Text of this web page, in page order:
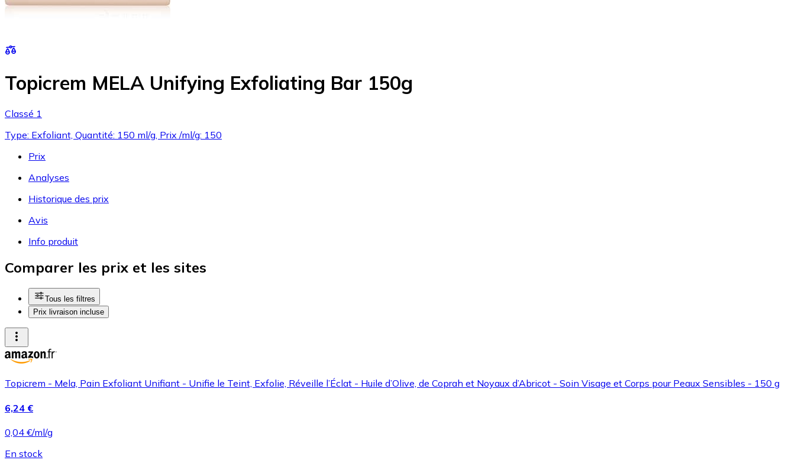
Topicrem MELA Unifying Exfoliating Bar 150g
Classé 1
Type: Exfoliant, Quantité: 150 ml/g, Prix /ml/g: 150
Prix
Analyses
Historique des prix
Avis
Info produit
Comparer les prix et les sites
Tous les filtres
Prix livraison incluse
Topicrem - Mela, Pain Exfoliant Unifiant - Unifie le Teint, Exfolie, Réveille l’Éclat - Huile d’Olive, de Coprah et Noyaux d’Abricot - Soin Visage et Corps pour Peaux Sensibles - 150 g
6,24 €
0,04 €/ml/g
En stock